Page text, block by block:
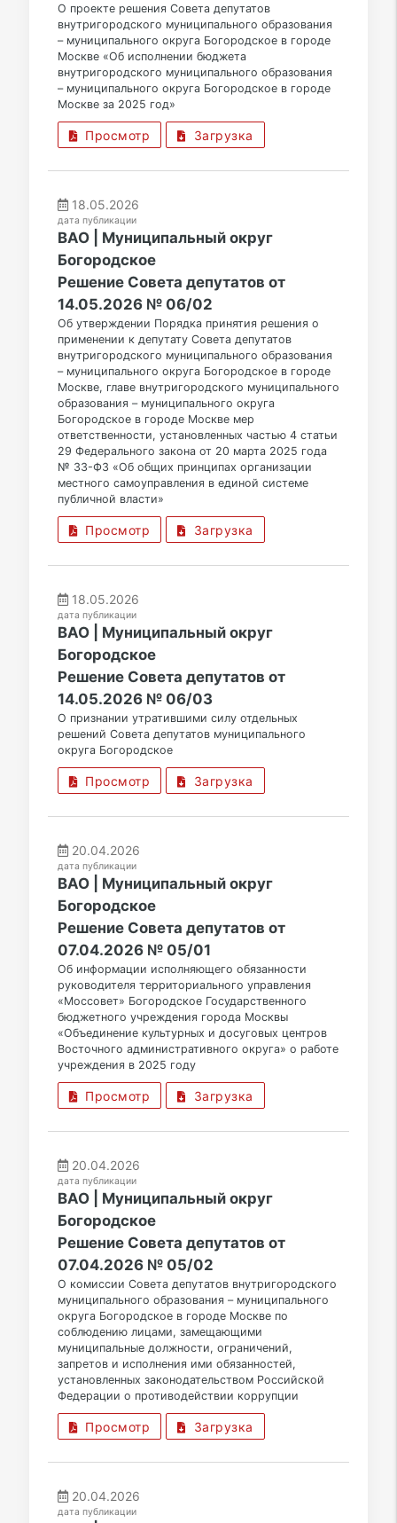
О проекте решения Совета депутатов
внутригородского муниципального образования
– муниципального округа Богородское в городе
Москве «Об исполнении бюджета
внутригородского муниципального образования
– муниципального округа Богородское в городе
Москве за 2025 год»
Просмотр Загрузка
18.05.2026
дата публикации
ВАО | Муниципальный округ
Богородское
Решение Совета депутатов от
14.05.2026 № 06/02
Об утверждении Порядка принятия решения о
применении к депутату Совета депутатов
внутригородского муниципального образования
– муниципального округа Богородское в городе
Москве, главе внутригородского муниципального
образования – муниципального округа
Богородское в городе Москве мер
ответственности, установленных частью 4 статьи
29 Федерального закона от 20 марта 2025 года
№ 33-ФЗ «Об общих принципах организации
местного самоуправления в единой системе
публичной власти»
Просмотр Загрузка
18.05.2026
дата публикации
ВАО | Муниципальный округ
Богородское
Решение Совета депутатов от
14.05.2026 № 06/03
О признании утратившими силу отдельных
решений Совета депутатов муниципального
округа Богородское
Просмотр Загрузка
20.04.2026
дата публикации
ВАО | Муниципальный округ
Богородское
Решение Совета депутатов от
07.04.2026 № 05/01
Об информации исполняющего обязанности
руководителя территориального управления
«Моссовет» Богородское Государственного
бюджетного учреждения города Москвы
«Объединение культурных и досуговых центров
Восточного административного округа» о работе
учреждения в 2025 году
Просмотр Загрузка
20.04.2026
дата публикации
ВАО | Муниципальный округ
Богородское
Решение Совета депутатов от
07.04.2026 № 05/02
О комиссии Совета депутатов внутригородского
муниципального образования – муниципального
округа Богородское в городе Москве по
соблюдению лицами, замещающими
муниципальные должности, ограничений,
запретов и исполнения ими обязанностей,
установленных законодательством Российской
Федерации о противодействии коррупции
Просмотр Загрузка
20.04.2026
дата публикации